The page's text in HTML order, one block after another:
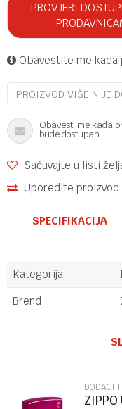
PROVJERI
Obavestite me
PROIZVOD VIŠE NIJE
Obavesti me kada
bude dostupan
Sačuvajte u listi
Uporedite proizvod
SPECIFIKACIJA
Kategorija
Brend
DODACI
ZIPPO